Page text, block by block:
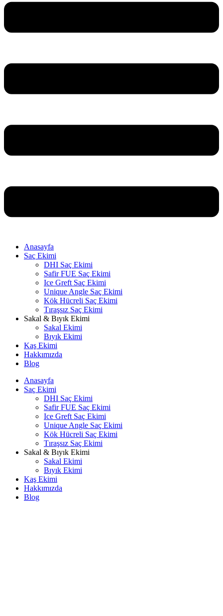
Anasayfa
Saç Ekimi
DHI Saç Ekimi
Safir FUE Saç Ekimi
Ice Greft Saç Ekimi
Unique Angle Saç Ekimi
Kök Hücreli Saç Ekimi
Tıraşsız Saç Ekimi
Sakal & Bıyık Ekimi
Sakal Ekimi
Bıyık Ekimi
Kaş Ekimi
Hakkımızda
Blog
Anasayfa
Saç Ekimi
DHI Saç Ekimi
Safir FUE Saç Ekimi
Ice Greft Saç Ekimi
Unique Angle Saç Ekimi
Kök Hücreli Saç Ekimi
Tıraşsız Saç Ekimi
Sakal & Bıyık Ekimi
Sakal Ekimi
Bıyık Ekimi
Kaş Ekimi
Hakkımızda
Blog